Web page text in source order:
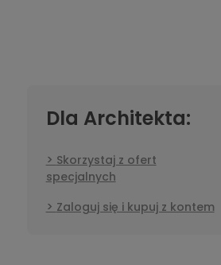
Dla Architekta:
Skorzystaj z ofert
specjalnych
Zaloguj się i kupuj z kontem